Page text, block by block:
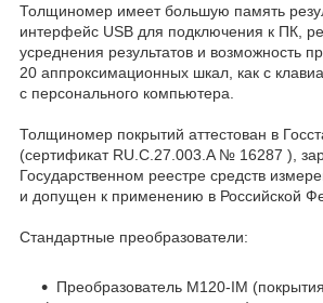
Толщиномер имеет большую память
интерфейс USB для подключения к ПК,
усреднения результатов и возможность
20 аппроксимационных шкал, как с
с персонального компьютера.
Толщиномер покрытий аттестован в
(сертификат RU.C.27.003.A № 16287 ),
Государственном реестре средств
и допущен к применению в Российской
Стандартные преобразователи:
Преобразователь М120-IM